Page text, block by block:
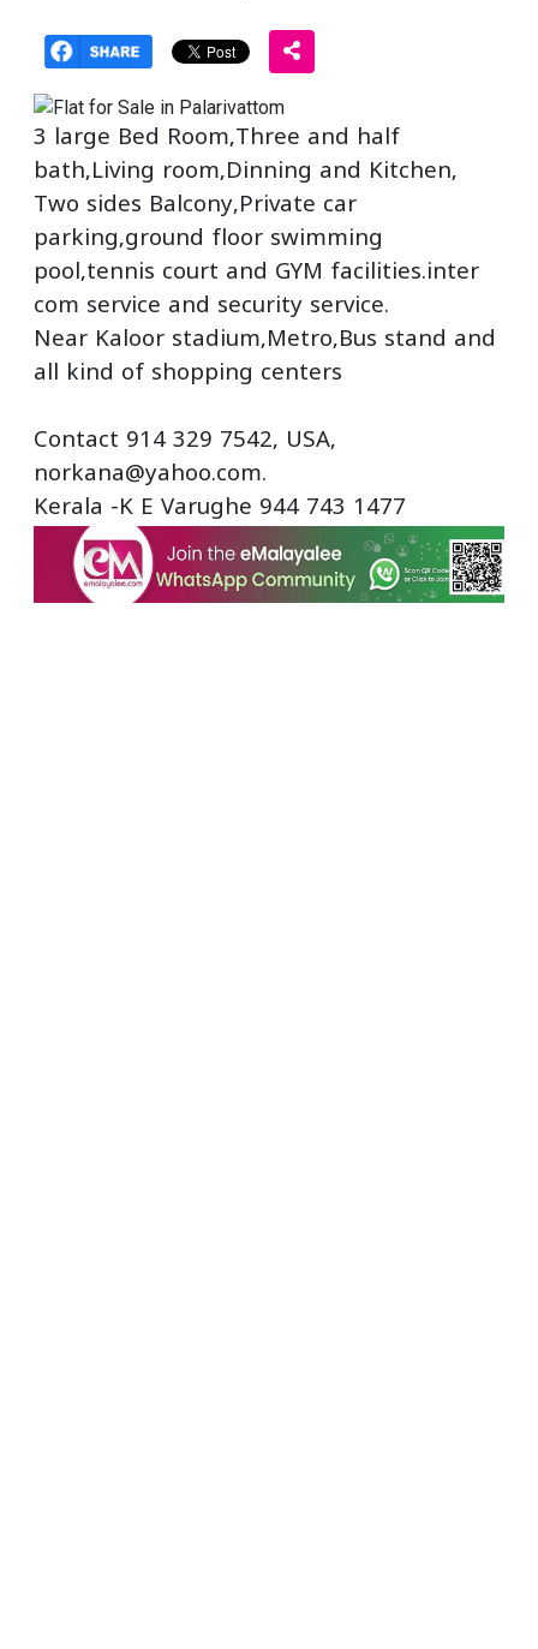
3 large Bed Room,Three and half
bath,Living room,Dinning and Kitchen,
Two sides Balcony,Private car
parking,ground floor swimming
pool,tennis court and GYM facilities.inter
com service and security service.
Near Kaloor stadium,Metro,Bus stand and
all kind of shopping centers
Contact 914 329 7542, USA,
norkana@yahoo.com.
Kerala -K E Varughe 944 743 1477